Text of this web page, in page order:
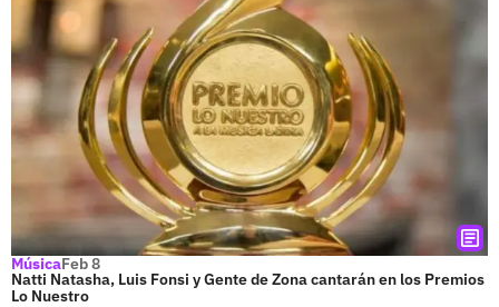
MúsicaFeb 8
Natti Natasha, Luis Fonsi y Gente de Zona cantarán en los Premios
Lo Nuestro